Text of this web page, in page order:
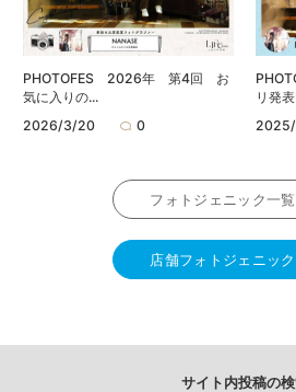
PHOTOFES 2026年 第4回 お
気に入りの...
2026/3/20
0
リ発
フォトジェニック一
店舗フォトジェニッ
サイト内投稿の